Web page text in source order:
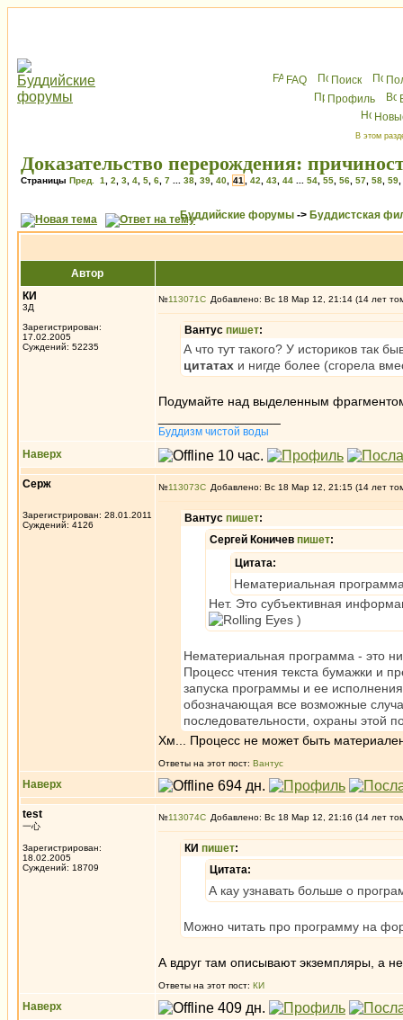
FAQ Поиск
Профиль
В этом
Доказательство перерождения:
Страницы Пред. 1 2 3 4 5 6 7 38 39 40 41 42 43 44 54 55 56 57 58 59
Буддийские форумы -> Буддистская
Автор
КИ
3Д
Зарегистрирован:
17.02.2005
Суждений: 52235
№113071 Добавлено: Вс 18 Мар 12, 21:14 (14 лет
Вантус пишет:
А что тут такого? У историков так
цитатах и нигде более (сгорела
Подумайте над выделенным
Буддизм чистой воды
Наверх
Серж
Зарегистрирован: 28.01.2011
Суждений: 4126
№113073 Добавлено: Вс 18 Мар 12, 21:15 (14 лет
Вантус пишет:
Сергей Коничев пишет:
Цитата:
Нематериальная
Нет. Это субъективная
)
Нематериальная программа - это
Процесс чтения текста бумажки и
запуска программы и ее
обозначающая все возможные
последовательности, охраны этой
Хм... Процесс не может быть
Ответы на этот пост: Вантус
Наверх
test
一心
Зарегистрирован:
18.02.2005
Суждений: 18709
№113074 Добавлено: Вс 18 Мар 12, 21:16 (14 лет
КИ пишет:
Цитата:
А кау узнавать больше о
Можно читать про программу на
А вдруг там описывают экземпляры, а
Ответы на этот пост: КИ
Наверх